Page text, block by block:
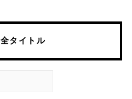
全タイトル